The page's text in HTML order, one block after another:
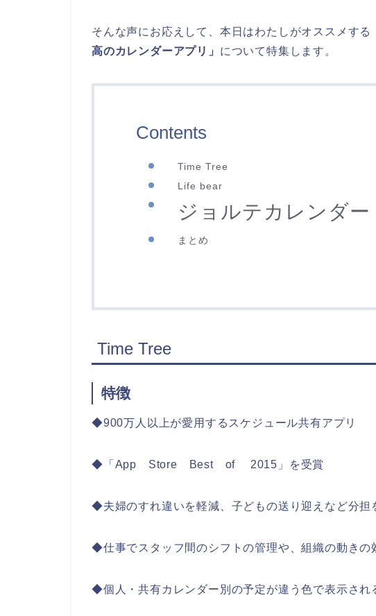
そんな声にお応えして、本日はわたしがオススメする
高のカレンダーアプリ」 について特集します。
Contents
Time Tree
Life bear
ジョルテカレンダー
まとめ
Time Tree
特徴
◆900万人以上が愛用するスケジュール共有アプリ
◆「App Store Best of 2015」を受賞
◆夫婦のすれ違いを軽減、子どもの送り迎えなど分担
◆仕事でスタッフ間のシフトの管理や、組織の動きの
◆個人・共有カレンダー別の予定が違う色で表示され